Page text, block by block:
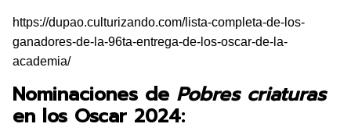
https://dupao.culturizando.com/lista-completa-de-los-
ganadores-de-la-96ta-entrega-de-los-oscar-de-la-
academia/
Nominaciones de Pobres criaturas
en los Oscar 2024: